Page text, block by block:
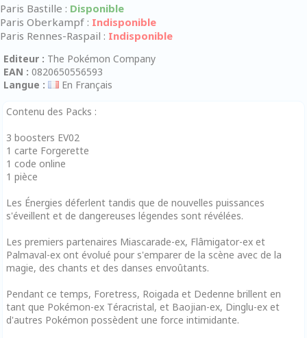
Paris Bastille : Disponible
Paris Oberkampf : Indisponible
Paris Rennes-Raspail : Indisponible
Editeur : The Pokémon Company
EAN : 0820650556593
Langue :
En Français
Contenu des Packs :
3 boosters EV02
1 carte Forgerette
1 code online
1 pièce
Les Énergies déferlent tandis que de nouvelles puissances
s'éveillent et de dangereuses légendes sont révélées.
Les premiers partenaires Miascarade-ex, Flâmigator-ex et
Palmaval-ex ont évolué pour s'emparer de la scène avec de la
magie, des chants et des danses envoûtants.
Pendant ce temps, Foretress, Roigada et Dedenne brillent en
tant que Pokémon-ex Téracristal, et Baojian-ex, Dinglu-ex et
d'autres Pokémon possèdent une force intimidante.